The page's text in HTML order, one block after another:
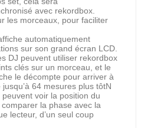
avec rekordbox.
les morceaux, pour faciliter
automatiquement
sur son grand écran LCD.
DJ peuvent utiliser rekordbox
clés sur un morceau, et le
le décompte pour arriver à
64 mesures plus tôtN
peuvent voir la position du
la phase avec la
lecteur, d’un seul coup